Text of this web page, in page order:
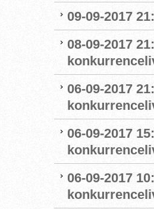
09-09-2017
08-09-2017
06-09-2017
06-09-2017
06-09-2017